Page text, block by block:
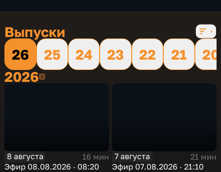
Выпуски
26
25 24 23 22 21
20
20262026
8 августа
16 мин
Эфир 08.08.2026 · 08:20
7 августа
21 мин
Эфир 07.08.2026 · 21:10